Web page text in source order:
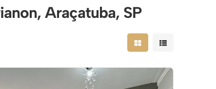
Araçatuba, SP
Mostrar resultados
Mostrar